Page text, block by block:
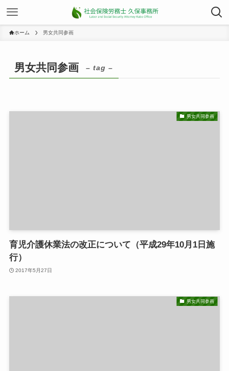
ホーム 男女共同参画
男女共同参画 – tag –
男女共同参画
育児介護休業法の改正について（平成29年10月1日施
行）
2017年5月27日
男女共同参画